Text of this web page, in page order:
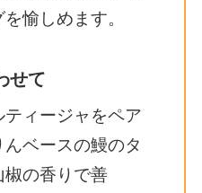
愉しめます。
せて
ィージャをペア
ベースの鰻のタ
椒の香りで善